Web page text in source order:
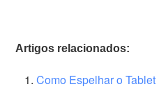
Artigos relacionados:
Como Espelhar o